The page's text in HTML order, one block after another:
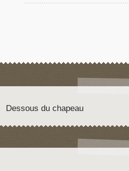
Dessous du chapeau